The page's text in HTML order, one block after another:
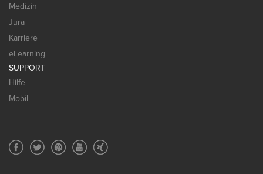
Medizin
Jura
Karriere
eLearning
SUPPORT
Hilfe
Mobil